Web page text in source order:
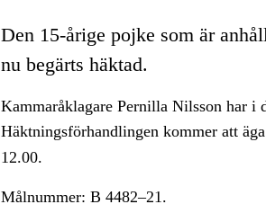
Den 15-årige pojke som är
nu begärts häktad.
Kammaråklagare Pernilla Nilsson har i
Häktningsförhandlingen kommer att
12.00.
Målnummer: B 4482–21.